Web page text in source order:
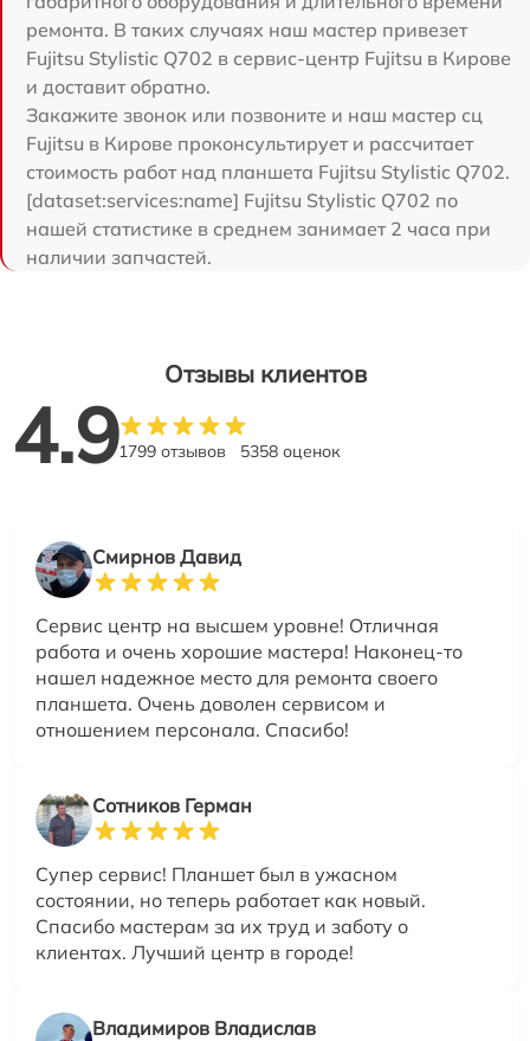
ремонта. В таких случаях наш мастер привезет
Fujitsu Stylistic Q702 в сервис-центр Fujitsu в Кирове
и доставит обратно.
Закажите звонок или позвоните и наш мастер сц
Fujitsu в Кирове проконсультирует и рассчитает
стоимость работ над планшета Fujitsu Stylistic Q702.
[dataset:services:name] Fujitsu Stylistic Q702 по
нашей статистике в среднем занимает 2 часа при
наличии запчастей.
Отзывы клиентов
4.91799 отзывов 5358 оценок
Смирнов Давид
Сервис центр на высшем уровне! Отличная
работа и очень хорошие мастера! Наконец-то
нашел надежное место для ремонта своего
планшета. Очень доволен сервисом и
отношением персонала. Спасибо!
Сотников Герман
Супер сервис! Планшет был в ужасном
состоянии, но теперь работает как новый.
Спасибо мастерам за их труд и заботу о
клиентах. Лучший центр в городе!
Владимиров Владислав